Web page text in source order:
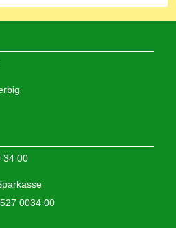
34 00
0034 00